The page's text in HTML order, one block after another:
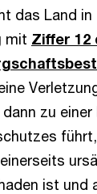
das Land in
mit Ziffer 12
zu einer
ist und